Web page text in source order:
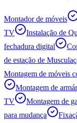
Montador de móveis
TV
Instalação de
fechadura digital
de estação de
Montagem de móveis
Montagem de
TV
Montagem de
para mudança